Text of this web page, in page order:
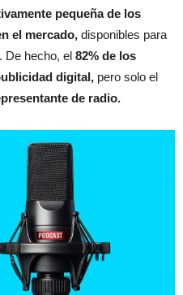
pequeña de los
el mercado, disponibles para
De hecho, el 82% de los
digital, pero solo el
de radio.